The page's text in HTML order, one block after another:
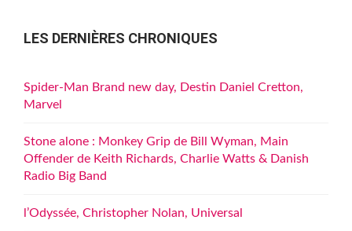
LES DERNIÈRES CHRONIQUES
Spider-Man Brand new day, Destin Daniel Cretton,
Marvel
Stone alone : Monkey Grip de Bill Wyman, Main
Offender de Keith Richards, Charlie Watts & Danish
Radio Big Band
l’Odyssée, Christopher Nolan, Universal